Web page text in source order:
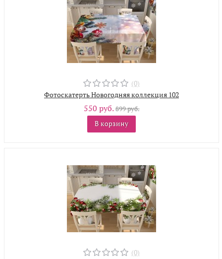
(0)
Фотоскатерть Новогодняя коллекция 102
550 руб.899 руб.
В корзину
(0)